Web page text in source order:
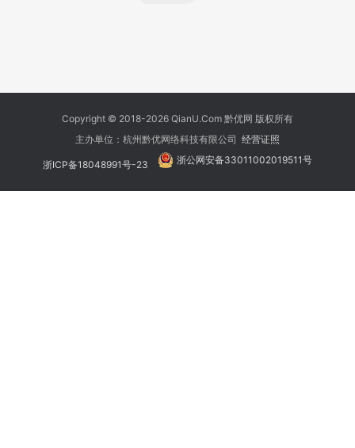
Copyright © 2018-2026 QianU.Com 黔优网 版权所有
主办单位：杭州黔优网络科技有限公司 经营证照
浙ICP备18048991号-23 浙公网安备33011002019511号